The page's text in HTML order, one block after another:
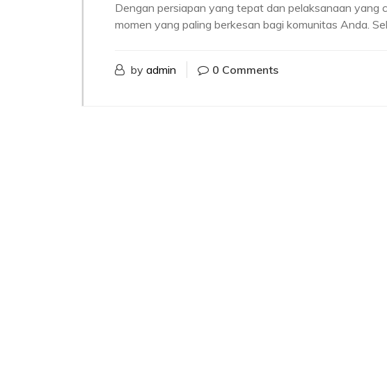
Dengan persiapan yang tepat dan pelaksanaan yang
momen yang paling berkesan bagi komunitas Anda.
by admin 0 Comments